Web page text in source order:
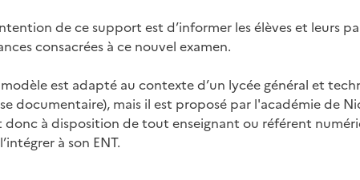
de ce support est d’informer les élèves et leurs
consacrées à ce nouvel examen.
modèle est adapté au contexte d’un lycée général et
documentaire), mais il est proposé par l'académie de
donc à disposition de tout enseignant ou référent
à son ENT.